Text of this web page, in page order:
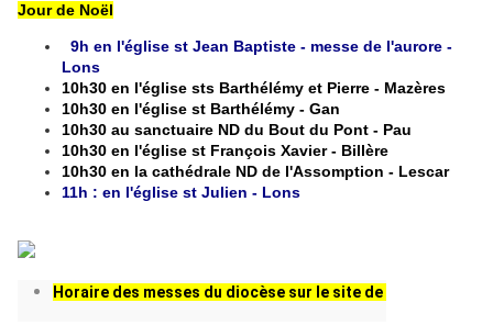
Jour de Noël
9h en l'église st Jean Baptiste - messe de l'aurore -
Lons
10h30 en l'église sts Barthélémy et Pierre - Mazères
10h30 en l'église st Barthélémy - Gan
10h30 au sanctuaire ND du Bout du Pont - Pau
10h30 en l'église st François Xavier - Billère
10h30 en la cathédrale ND de l'Assomption - Lescar
11h : en l'église st Julien - Lons
Horaire des messes du diocèse sur le site de